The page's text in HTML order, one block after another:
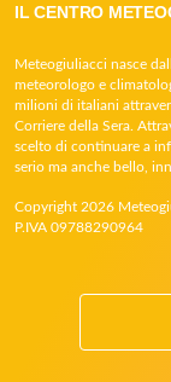
IL CENTRO
Meteogiuliacci nasce
meteorologo e
milioni di italiani
Corriere della Sera.
scelto di continuare a
serio ma anche bello,
Copyright 2026
P.IVA 09788290964